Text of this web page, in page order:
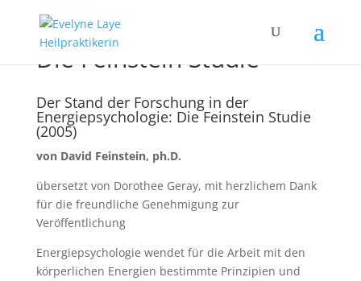
Die Feinstein Studie
Der Stand der Forschung in der
Energiepsychologie: Die Feinstein Studie
(2005)
von David Feinstein, ph.D.
übersetzt von Dorothee Geray, mit herzlichem Dank
für die freundliche Genehmigung zur
Veröffentlichung
Energiepsychologie wendet für die Arbeit mit den
körperlichen Energien bestimmte Prinzipien und